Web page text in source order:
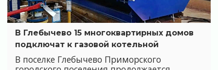
В Глебычево 15 многоквартирных домов
подключат к газовой котельной
В поселке Глебычево Приморского